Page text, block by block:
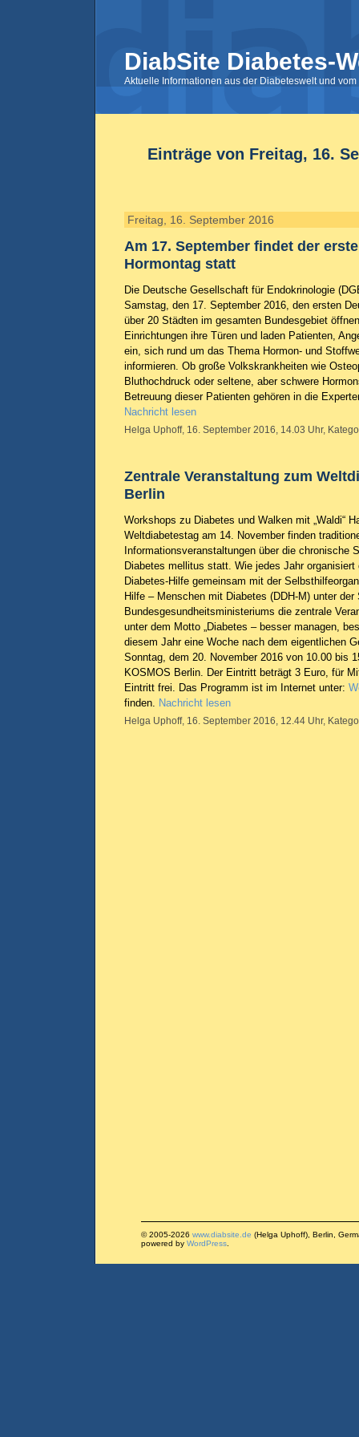
DiabSite Diabetes-
Aktuelle Informationen aus der Diabeteswelt und
Einträge von Freitag, 16.
Freitag, 16. September 2016
Am 17. September findet der
Hormontag statt
Die Deutsche Gesellschaft für Endokrinologie
Samstag, den 17. September 2016, den ersten
über 20 Städten im gesamten Bundesgebiet
Einrichtungen ihre Türen und laden Patienten,
ein, sich rund um das Thema Hormon- und
informieren. Ob große Volkskrankheiten wie
Bluthochdruck oder seltene, aber schwere
Betreuung dieser Patienten gehören in die
Nachricht lesen
Helga Uphoff, 16. September 2016, 14.03 Uhr,
Zentrale Veranstaltung zum
Berlin
Workshops zu Diabetes und Walken mit „Waldi“
Weltdiabetestag am 14. November finden
Informationsveranstaltungen über die chronische
Diabetes mellitus statt. Wie jedes Jahr
Diabetes-Hilfe gemeinsam mit der
Hilfe – Menschen mit Diabetes (DDH-M) unter
Bundesgesundheitsministeriums die zentrale
unter dem Motto „Diabetes – besser managen,
diesem Jahr eine Woche nach dem eigentlichen
Sonntag, dem 20. November 2016 von 10.00 bis
KOSMOS Berlin. Der Eintritt beträgt 3 Euro, für
Eintritt frei. Das Programm ist im Internet unter:
finden. Nachricht lesen
Helga Uphoff, 16. September 2016, 12.44 Uhr,
© 2005-2026 www.diabsite.de (Helga Uphoff), Berlin,
powered by WordPress.